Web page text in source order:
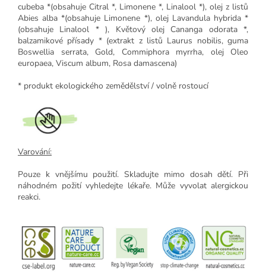
cubeba *(obsahuje Citral *, Limonene *, Linalool *), olej z listů
Abies alba *(obsahuje Limonene *), olej Lavandula hybrida *
(obsahuje Linalool * ), Květový olej Cananga odorata *,
balzamikové přísady * (extrakt z listů Laurus nobilis, guma
Boswellia serrata, Gold, Commiphora myrrha, olej Oleo
europaea, Viscum album, Rosa damascena)
* produkt ekologického zemědělství / volně rostoucí
Varování:
Pouze k vnějšímu použití. Skladujte mimo dosah dětí. Při
náhodném požití vyhledejte lékaře. Může vyvolat alergickou
reakci.